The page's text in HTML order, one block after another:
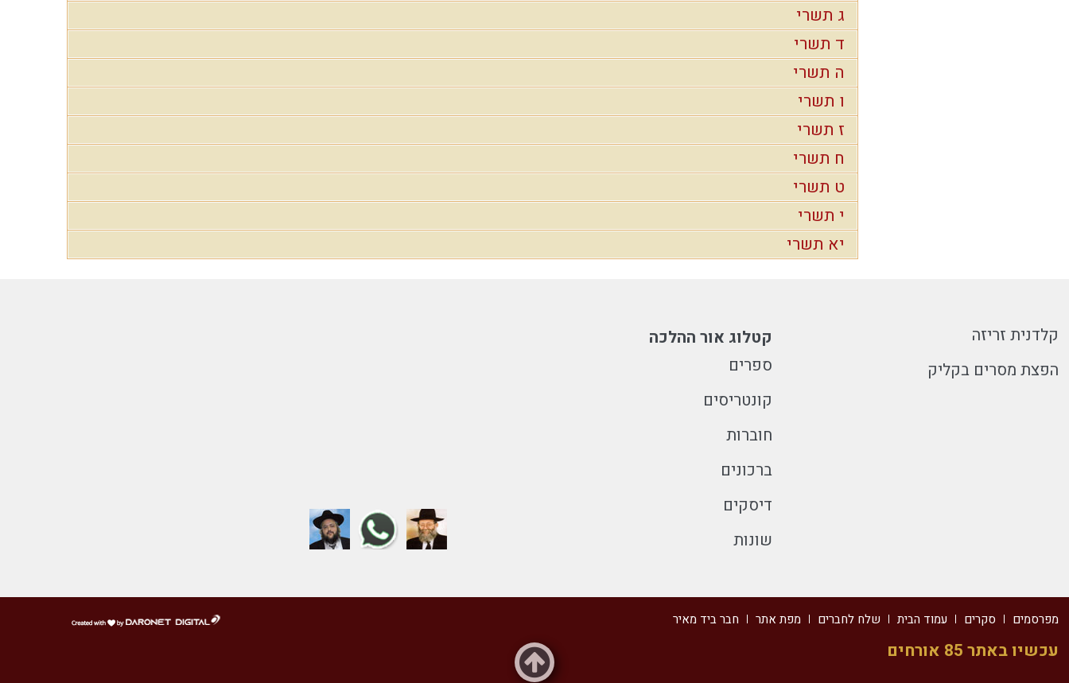
ג תשרי
ד תשרי
ה תשרי
ו תשרי
ז תשרי
ח תשרי
ט תשרי
י תשרי
יא תשרי
קלדנית זריזה
הפצת מסרים בקליק
קטלוג אור ההלכה
ספרים
קונטריסים
חוברות
ברכונים
דיסקים
שונות
מפרסמים סקרים עמוד הבית שלח לחברים מפת אתר חבר ביד מאיר
דרונט
עכשיו באתר 85 אורחים